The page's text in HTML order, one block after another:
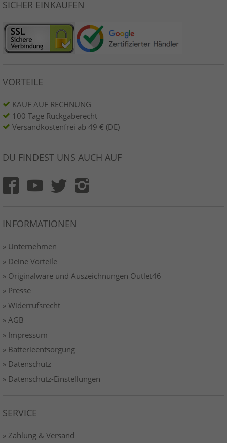
SICHER EINKAUFEN
VORTEILE
KAUF AUF RECHNUNG
100 Tage Rückgaberecht
Versandkostenfrei ab 49 € (DE)
DU FINDEST UNS AUCH AUF
INFORMATIONEN
» Unternehmen
» Deine Vorteile
» Originalware und Auszeichnungen Outlet46
» Presse
» Widerrufsrecht
» AGB
» Impressum
» Batterieentsorgung
» Datenschutz
» Datenschutz-Einstellungen
SERVICE
» Zahlung & Versand